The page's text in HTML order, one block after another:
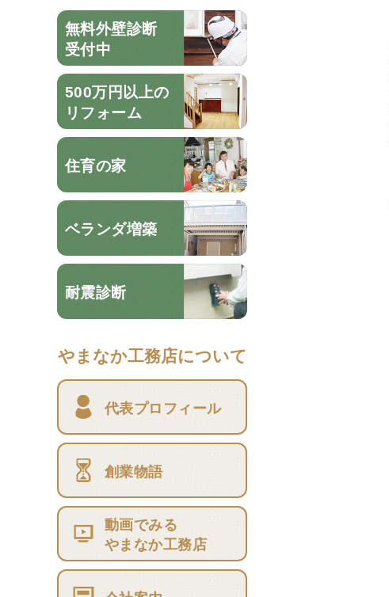
無料外壁診断
受付中
500万円以上の
リフォーム
住育の家
ベランダ増築
耐震診断
やまなか工務店について
代表プロフィール
創業物語
動画でみる
やまなか工務店